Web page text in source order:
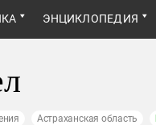
ЭНЦИКЛОПЕДИЯ
Астраханская область